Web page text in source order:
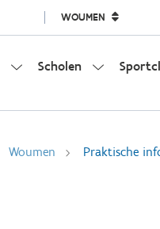
WOUMEN
Scholen
Woumen Praktische